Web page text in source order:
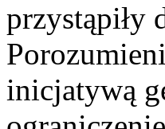
przystąpiły
inicjatywą